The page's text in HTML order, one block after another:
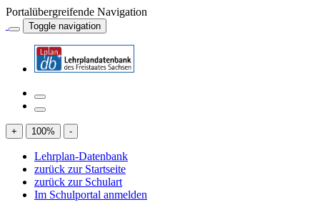
Portalübergreifende Navigation
Toggle navigation
+ 100% -
Lehrplan-Datenbank
zurück zur Startseite
zurück zur Schulart
Im Schulportal anmelden